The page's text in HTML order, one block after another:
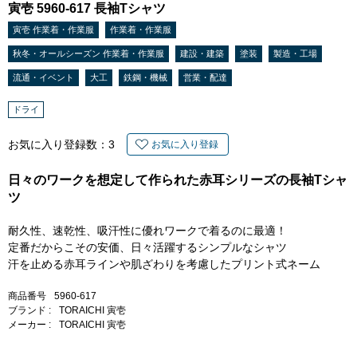
寅壱 5960-617 長袖Tシャツ
寅壱 作業着・作業服 作業着・作業服
秋冬・オールシーズン 作業着・作業服 建設・建築 塗装 製造・工場
流通・イベント 大工 鉄鋼・機械 営業・配達
ドライ
お気に入り登録数： 3 お気に入り登録
日々のワークを想定して作られた赤耳シリーズの長袖Tシャ
ツ
耐久性、速乾性、吸汗性に優れワークで着るのに最適！
定番だからこその安価、日々活躍するシンプルなシャツ
汗を止める赤耳ラインや肌ざわりを考慮したプリント式ネーム
商品番号
5960-617
ブランド :
TORAICHI 寅壱
メーカー :
TORAICHI 寅壱